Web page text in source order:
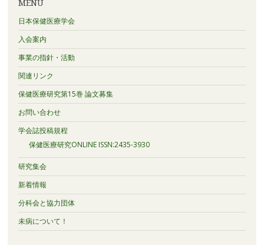
MENU
日本保健医療学会
入会案内
事業の指針・活動
関連リンク
保健医療研究第15巻 論文募集
お問い合わせ
学会誌投稿規程
保健医療研究ONLINE ISSN:2435-3930
研究集会
新着情報
分科会と協力団体
未病について！